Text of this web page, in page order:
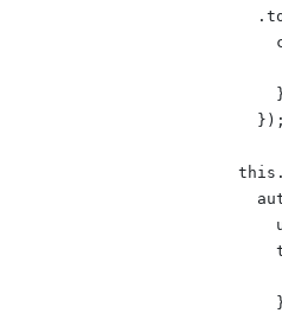
          });